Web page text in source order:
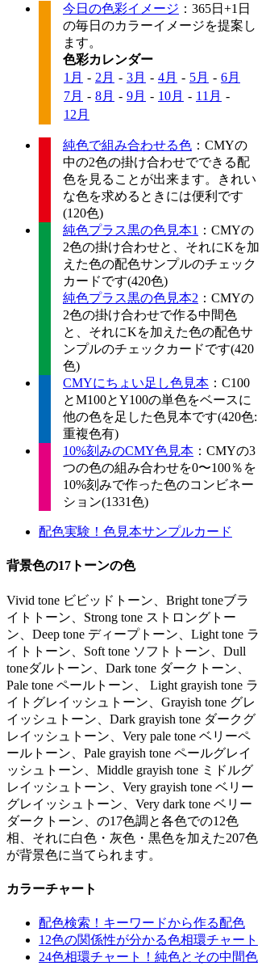
今日の色彩イメージ ：365日+1日
の毎日のカラーイメージを提案し
ます。
色彩カレンダー
1月 - 2月 - 3月 - 4月 - 5月 - 6月
7月 - 8月 - 9月 - 10月 - 11月 -
12月
純色で組み合わせる色 ：CMYの
中の2色の掛け合わせでできる配
色を見ることが出来ます。きれい
な色を求めるときには便利です
(120色)
純色プラス黒の色見本1 ：CMYの
2色の掛け合わせと、それにKを加
えた色の配色サンプルのチェック
カードです(420色)
純色プラス黒の色見本2 ：CMYの
2色の掛け合わせで作る中間色
と、それにKを加えた色の配色サ
ンプルのチェックカードです(420
色)
CMYにちょい足し色見本 ：C100
とM100とY100の単色をベースに
他の色を足した色見本です(420色:
重複色有)
10%刻みのCMY色見本 ：CMYの3
つの色の組み合わせを0〜100％を
10%刻みで作った色のコンビネー
ション(1331色)
配色実験！色見本サンプルカード
背景色の17トーンの色
Vivid tone ビビッドトーン、Bright toneブラ
イトトーン、Strong tone ストロングトー
ン、Deep tone ディープトーン、Light tone ラ
イトトーン、Soft tone ソフトトーン、Dull
toneダルトーン、Dark tone ダークトーン、
Pale tone ペールトーン、 Light grayish tone ラ
イトグレイッシュトーン、Grayish tone グレ
イッシュトーン、Dark grayish tone ダークグ
レイッシュトーン、Very pale tone ベリーペ
ールトーン、Pale grayish tone ペールグレイ
ッシュトーン、Middle grayish tone ミドルグ
レイッシュトーン、Very grayish tone ベリー
グレイッシュトーン、Very dark tone ベリー
ダークトーン、の17色調と各色での12色
相、それに白色・灰色・黒色を加えた207色
が背景色に当てられます。
カラーチャート
配色検索！キーワードから作る配色
12色の関係性が分かる色相環チャート
24色相環チャート！純色とその中間色